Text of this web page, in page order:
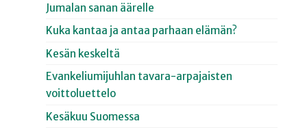
Jumalan sanan äärelle
Kuka kantaa ja antaa parhaan elämän?
Kesän keskeltä
Evankeliumijuhlan tavara-arpajaisten
voittoluettelo
Kesäkuu Suomessa